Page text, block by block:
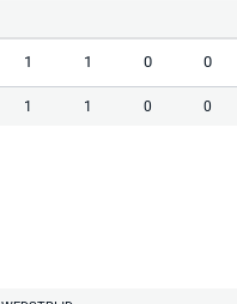
1 1 0 0
1 1 0 0